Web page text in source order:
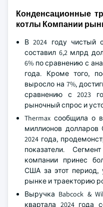
Конденсационные
котлы Компании
В 2024 году чистый
составил 6,2 млрд
6% по сравнению с
года. Кроме того,
выросло на 7%,
сравнению с 2023
рыночный спрос и
Thermax сообщила о
миллионов
2024 года,
показатели.
компании принес
США за этот период,
рынке и траекторию
Выручка Babcock &
квартала 2024 года